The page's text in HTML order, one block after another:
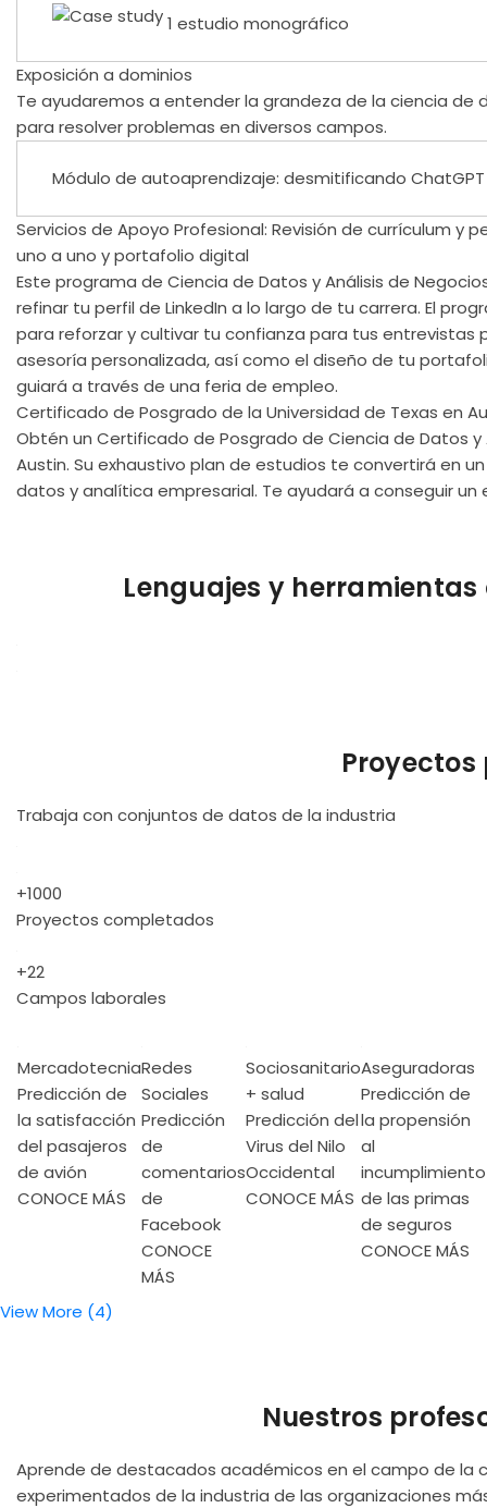
1 estudio monográfico
Exposición a dominios
Te ayudaremos a entender la grandeza de la ciencia de
para resolver problemas en diversos campos.
Módulo de autoaprendizaje: desmitificando
Servicios de Apoyo Profesional: Revisión de currículum y
uno a uno y portafolio digital
Este programa de Ciencia de Datos y Análisis de
refinar tu perfil de LinkedIn a lo largo de tu carrera. El
para reforzar y cultivar tu confianza para tus
asesoría personalizada, así como el diseño de tu
guiará a través de una feria de empleo.
Certificado de Posgrado de la Universidad de Texas en
Obtén un Certificado de Posgrado de Ciencia de Datos
Austin. Su exhaustivo plan de estudios te convertirá en
datos y analítica empresarial. Te ayudará a conseguir
Lenguajes y
Trabaja con conjuntos de datos de la industria
+1000
Proyectos completados
+22
Campos laborales
Mercadotecnia
Predicción de
la satisfacción
del pasajeros
de avión
CONOCE MÁS
Redes
Sociales
Predicción
de
comentarios
de
Facebook
CONOCE
MÁS
Sociosanitario
+ salud
Predicción del
Virus del Nilo
Occidental
CONOCE MÁS
Aseguradoras
Predicción de
la propensión
al
incumplimiento
de las primas
de seguros
CONOCE MÁS
View More (4)
Nuestros
Aprende de destacados académicos en el campo de la
experimentados de la industria de las organizaciones